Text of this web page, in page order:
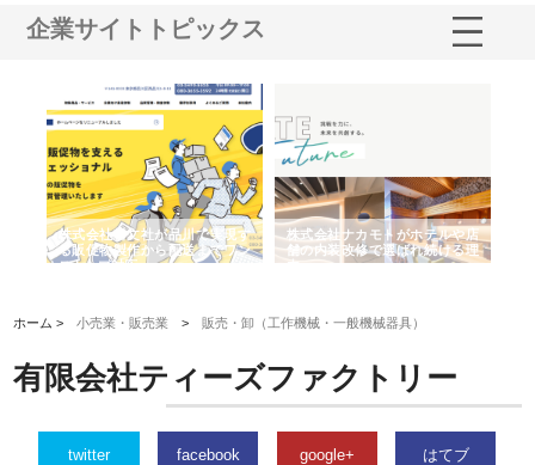
企業サイトトピックス
株式会社耕文社が品川で実現す
る販促物製作から配送までワン
ストップ対応
株式会社ナカモトがホテルや店
舗の内装改修で選ばれ続ける理
由
ホーム >小売業・販売業 > 販売・卸（工作機械・一般機械器具）
有限会社ティーズファクトリー
twitter facebook google+ はてブ